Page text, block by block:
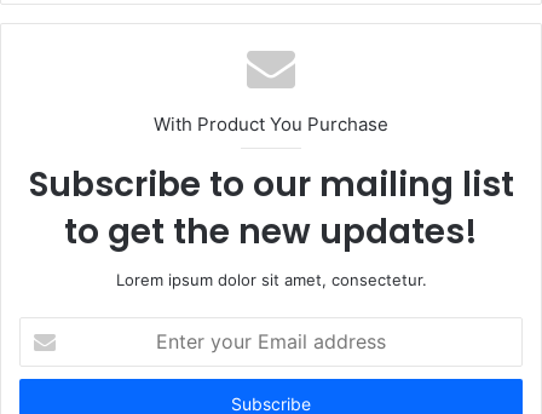
With Product You Purchase
Subscribe to our mailing list
to get the new updates!
Lorem ipsum dolor sit amet, consectetur.
your
Email